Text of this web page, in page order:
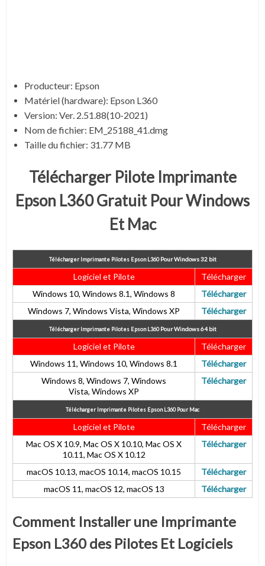
Producteur: Epson
Matériel (hardware): Epson L360
Version: Ver. 2.51.88(10-2021)
Nom de fichier: EM_25188_41.dmg
Taille du fichier: 31.77 MB
Télécharger Pilote Imprimante
Epson L360 Gratuit Pour Windows
Et Mac
Télécharger Imprimante Pilotes Epson L360PourWindows 32 bit
Logiciel et Pilote
Télécharger
Windows 10, Windows 8.1, Windows 8
Télécharger
Windows 7, Windows Vista, Windows XP
Télécharger
Télécharger Imprimante Pilotes Epson L360PourWindows 64 bit
Logiciel et Pilote
Télécharger
Windows 11, Windows 10, Windows 8.1
Télécharger
Windows 8, Windows 7, Windows
Vista, Windows XP
Télécharger
Télécharger Imprimante Pilotes Epson L360Pour Mac
Logiciel et Pilote
Télécharger
Mac OS X 10.9, Mac OS X 10.10, Mac OS X
10.11, Mac OS X 10.12
Télécharger
macOS 10.13, macOS 10.14, macOS 10.15
Télécharger
macOS 11, macOS 12, macOS 13
Télécharger
Comment Installer une Imprimante
Epson L360 des Pilotes Et Logiciels